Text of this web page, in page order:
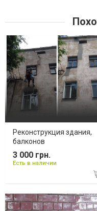
Реконструкция здания,
балконов
3 000 грн.
Есть в наличии